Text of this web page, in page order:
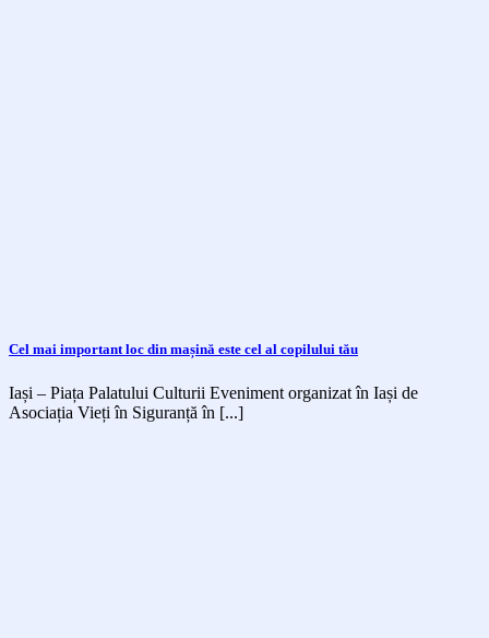
Cel mai important loc din mașină este cel al copilului tău
Iași – Piața Palatului Culturii Eveniment organizat în Iași de
Asociația Vieți în Siguranță în [...]